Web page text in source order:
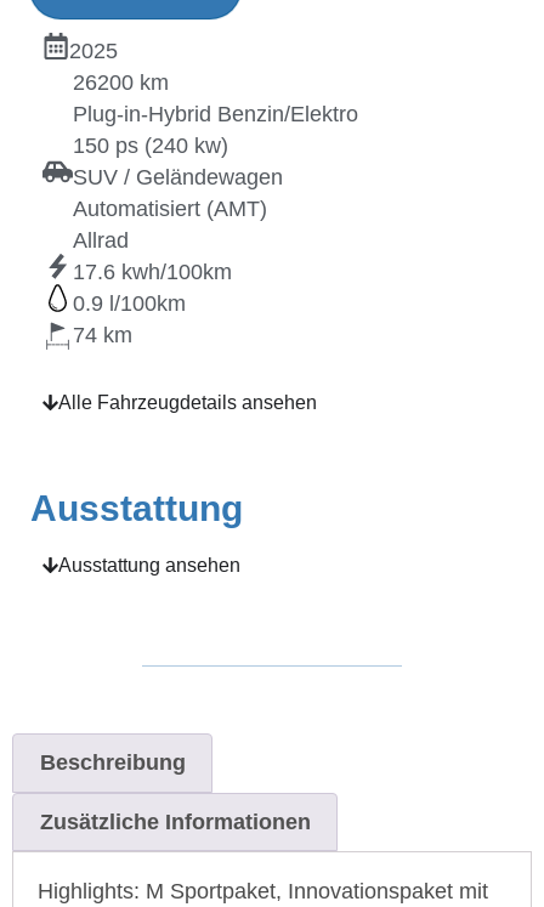
2025
SUV / Geländewagen
26200 km
Automatisiert (AMT)
Plug-in-Hybrid Benzin/Elektro
Allrad
150 ps (240 kw)
17.6
0.9
74
Alle Fahrzeugdetails ansehen
Ausstattung
Ausstattung ansehen
Beschreibung
Zusätzliche Informationen
Highlights: M Sportpaket, Innovationspaket mit